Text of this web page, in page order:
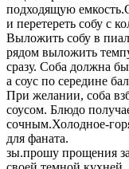
подходящую
и перетереть собу с
Выложить собу в
рядом выложить
сразу. Соба должна
а соус по середине
При желании, соба
соусом. Блюдо
сочным.Холодное-
для фаната.
зы.прошу прощения